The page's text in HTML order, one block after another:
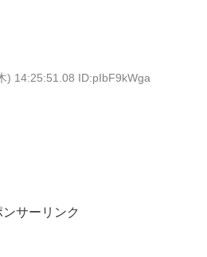
) 14:25:51.08 ID:pIbF9kWga
ンサーリンク